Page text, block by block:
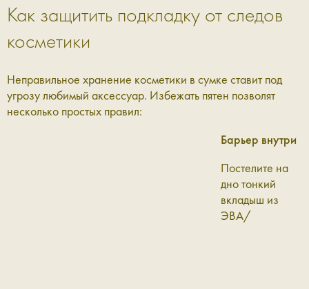
Как защитить подкладку от следов
косметики
Неправильное хранение косметики в сумке ставит под
угрозу любимый аксессуар. Избежать пятен позволят
несколько простых правил:
Барьер внутри
Постелите на
дно тонкий
вкладыш из
ЭВА/